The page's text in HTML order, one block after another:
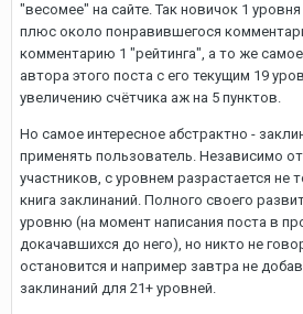
"весомее" на сайте. Так новичок 1
плюс около понравившегося
комментарию 1 "рейтинга", а то же
автора этого поста с его текущим 19
увеличению счётчика аж на 5 пунктов.
Но самое интересное абстрактно -
применять пользователь. Независимо
участников, с уровнем разрастается не
книга заклинаний. Полного своего
уровню (на момент написания поста в
докачавшихся до него), но никто не
остановится и например завтра не
заклинаний для 21+ уровней.